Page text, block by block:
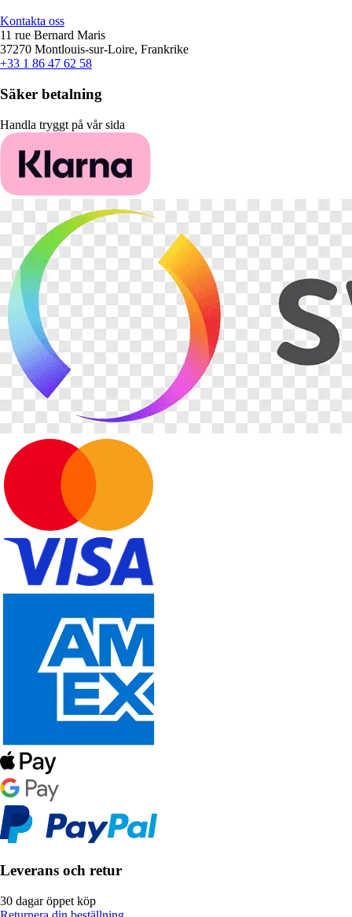
Kontakta oss
11 rue Bernard Maris
37270 Montlouis-sur-Loire, Frankrike
+33 1 86 47 62 58
Säker betalning
Handla tryggt på vår sida
Leverans och retur
30 dagar öppet köp